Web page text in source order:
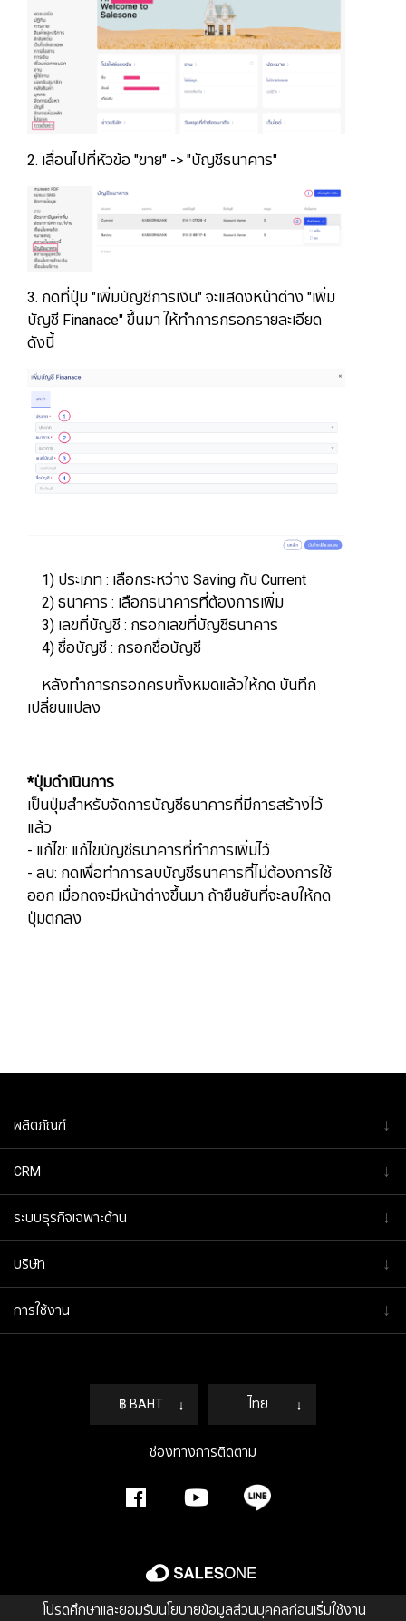
โปรดศึกษาและยอมรับนโยบายข้อมูลส่วนบุคคลก่อนเริ่มใช้งาน
2. เลื่อนไปที่หัวข้อ "ขาย" -> "บัญชีธนาคาร"
3. กดที่ปุ่ม "เพิ่มบัญชีการเงิน" จะแสดงหน้าต่าง "เพิ่ม
บัญชี Finanace" ขึ้นมา ให้ทำการกรอกรายละเอียด
ดังนี้
1) ประเภท : เลือกระหว่าง Saving กับ Current
2) ธนาคาร : เลือกธนาคารที่ต้องการเพิ่ม
3) เลขที่บัญชี : กรอกเลขที่บัญชีธนาคาร
4) ชื่อบัญชี : กรอกชื่อบัญชี
หลังทำการกรอกครบทั้งหมดแล้วให้กด บันทึก
เปลี่ยนแปลง
*ปุ่มดำเนินการ
เป็นปุ่มสำหรับจัดการบัญชีธนาคารที่มีการสร้างไว้
แล้ว
- แก้ไข: แก้ไขบัญชีธนาคารที่ทำการเพิ่มไว้
​​​​​​​- ลบ: ​​​​​​​กดเพื่อทำการลบบัญชีธนาคารที่ไม่ต้องการใช้
ออก เมื่อกดจะมีหน้าต่างขึ้นมา ถ้ายืนยันที่จะลบให้กด
ปุ่มตกลง
฿ BAHT ↓ ไทย ↓
ช่องทางการติดตาม
ผลิตภัณฑ์ ↓
CRM ↓
ระบบธุรกิจเฉพาะด้าน ↓
บริษัท ↓
การใช้งาน ↓